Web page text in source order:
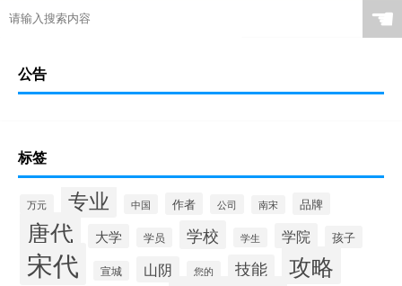
☚
公告
标签
万元 专业 中国 作者 公司 南宋 品牌
唐代 大学 学员 学校 学生 学院 孩子
宋代 宣城 山阴 您的 技能 攻略